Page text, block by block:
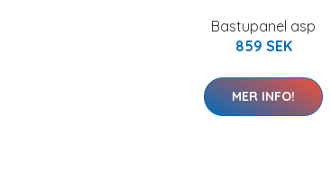
Bastupanel asp
859 SEK
MER INFO!